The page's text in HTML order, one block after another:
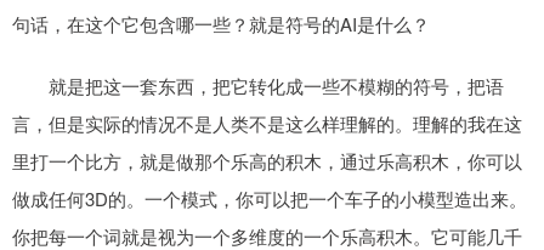
句话，在这个它包含哪一些？就是符号的AI是什么？
就是把这一套东西，把它转化成一些不模糊的符号，把语
言，但是实际的情况不是人类不是这么样理解的。理解的我在这
里打一个比方，就是做那个乐高的积木，通过乐高积木，你可以
做成任何3D的。一个模式，你可以把一个车子的小模型造出来。
你把每一个词就是视为一个多维度的一个乐高积木。它可能几千